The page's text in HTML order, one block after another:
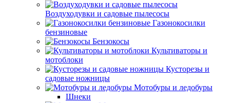
Воздуходувки и садовые пылесосы
Газонокосилки
бензиновые
Бензокосы
Культиваторы и
мотоблоки
Кусторезы и
садовые ножницы
Мотобуры и ледобуры
Шнеки